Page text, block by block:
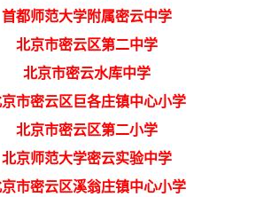
首都师范大学附属密云中学
北京市密云区第二中学
北京市密云水库中学
市密云区巨各庄镇中心小学
北京市密云区第二小学
北京师范大学密云实验中学
市密云区溪翁庄镇中心小学